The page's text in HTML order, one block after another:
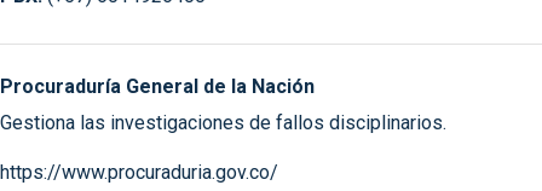
Procuraduría General de la Nación
Gestiona las investigaciones de fallos disciplinarios.
https://www.procuraduria.gov.co/